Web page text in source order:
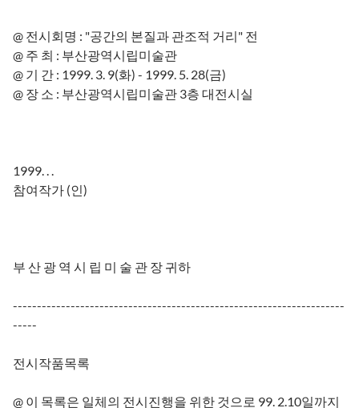
@ 전시회명 : "공간의 본질과 관조적 거리" 전
@ 주 최 : 부산광역시립미술관
@ 기 간 : 1999. 3. 9(화) - 1999. 5. 28(금)
@ 장 소 : 부산광역시립미술관 3층 대전시실
1999. . .
참여작가 (인)
부 산 광 역 시 립 미 술 관 장 귀하
---------------------------------------------------------------------
-----
전시작품목록
@ 이 목록은 일체의 전시진행을 위한 것으로 99. 2.10일까지